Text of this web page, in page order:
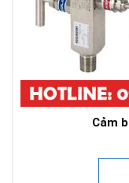
Cảm